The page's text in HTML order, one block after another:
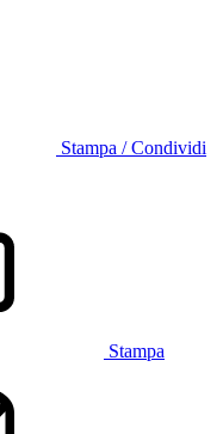
Stampa / Condividi
Stampa